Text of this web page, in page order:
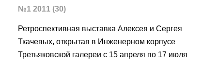
№1 2011 (30)
Ретроспективная выставка Алексея и Сергея
Ткачевых, открытая в Инженерном корпусе
Третьяковской галереи с 15 апреля по 17 июля